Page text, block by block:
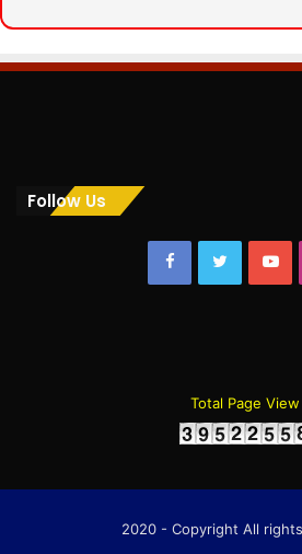
Follow Us
FacebookTwitter
Total Page View
2020 - Copyright All